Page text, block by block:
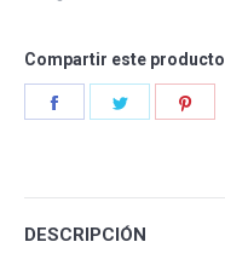
Compartir este producto
DESCRIPCIÓN